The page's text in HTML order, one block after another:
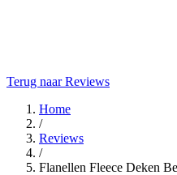
Terug naar Reviews
Home
/
Reviews
/
Flanellen Fleece Deken